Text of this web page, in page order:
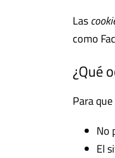
Las
como
¿Qué
Para
No
El